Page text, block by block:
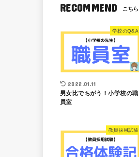
RECOMMEND
学校のQ&A
2022.01.11
男女比でちがう！小学校の職
員室
教員採用試験